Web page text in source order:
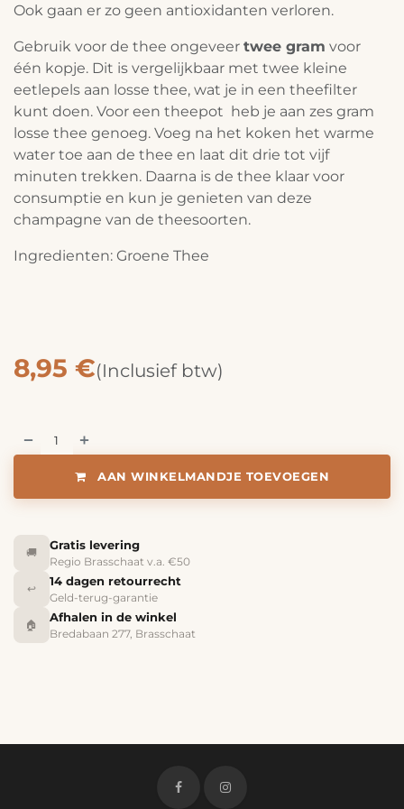
Ook gaan er zo geen antioxidanten verloren.
Gebruik voor de thee ongeveer twee gram voor
één kopje. Dit is vergelijkbaar met twee kleine
eetlepels aan losse thee, wat je in een theefilter
kunt doen. Voor een theepot heb je aan zes gram
losse thee genoeg. Voeg na het koken het warme
water toe aan de thee en laat dit drie tot vijf
minuten trekken. Daarna is de thee klaar voor
consumptie en kun je genieten van deze
champagne van de theesoorten.
Ingredienten: Groene Thee
8,95 €(Inclusief btw)
AAN WINKELMANDJE TOEVOEGEN
🚚
Gratis levering
Regio Brasschaat v.a. €50
↩️
14 dagen retourrecht
Geld-terug-garantie
🏠
Afhalen in de winkel
Bredabaan 277, Brasschaat